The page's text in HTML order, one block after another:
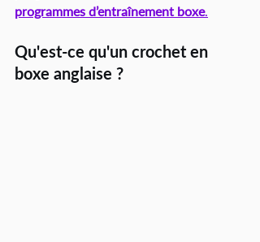
programmes d’entraînement boxe.
Qu'est-ce qu'un crochet en
boxe anglaise ?